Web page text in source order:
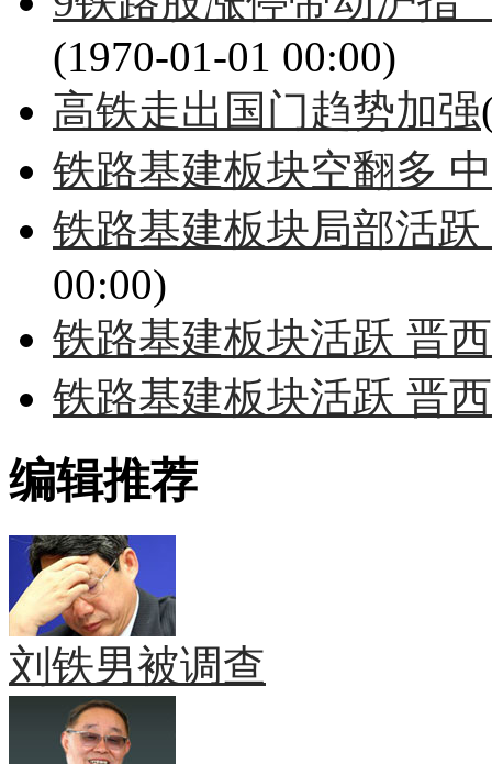
(1970-01-01 00:00)
高铁走出国门趋势加强
铁路基建板块空翻多
铁路基建板块局部活
00:00)
铁路基建板块活跃 晋
铁路基建板块活跃 晋
编辑推荐
刘铁男被调查